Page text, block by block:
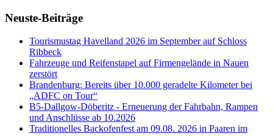
Neuste-Beiträge
Tourismustag Havelland 2026 im September auf Schloss
Ribbeck
Fahrzeuge und Reifenstapel auf Firmengelände in Nauen
zerstört
Brandenburg: Bereits über 10.000 geradelte Kilometer bei
„ADFC on Tour“
B5-Dallgow-Döberitz - Erneuerung der Fahrbahn, Rampen
und Anschlüsse ab 10.2026
Traditionelles Backofenfest am 09.08. 2026 in Paaren im